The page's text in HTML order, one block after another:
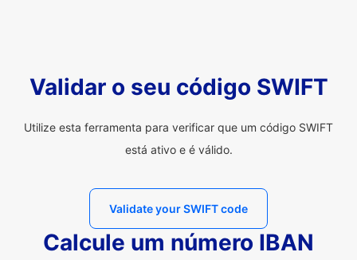
Validar o seu código SWIFT
Utilize esta ferramenta para verificar que um código SWIFT
está ativo e é válido.
Validate your SWIFT code
Calcule um número IBAN